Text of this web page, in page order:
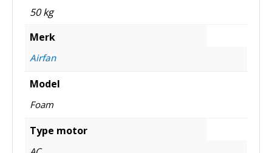
50 kg
Merk
Airfan
Model
Foam
Type motor